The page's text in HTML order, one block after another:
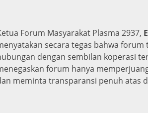
Forum Masyarakat Plasma 2937,
secara tegas bahwa forum
dengan sembilan koperasi
forum hanya
meminta transparansi penuh atas